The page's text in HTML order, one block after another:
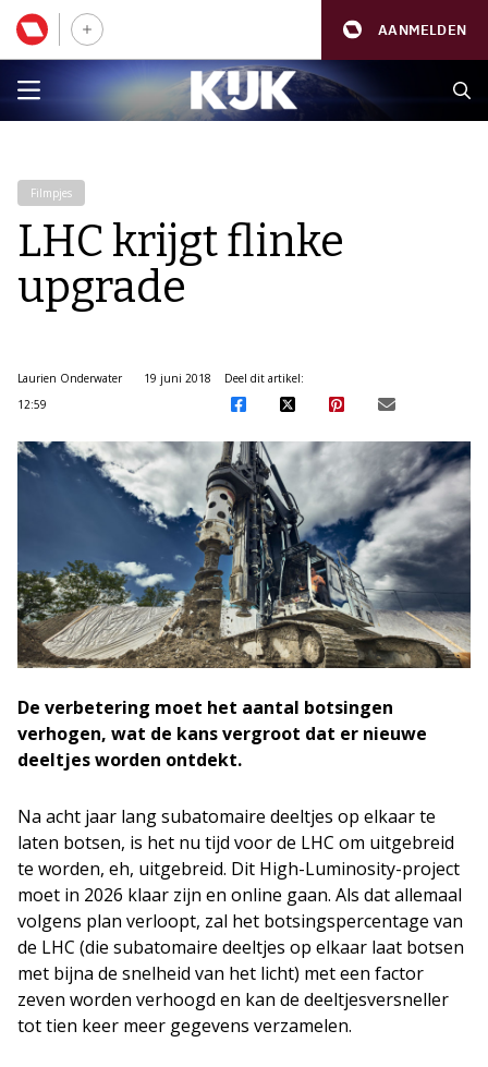
AANMELDEN
Filmpjes
LHC krijgt flinke
upgrade
Laurien Onderwater
19 juni 2018
12:59
Deel dit artikel:
De verbetering moet het aantal botsingen
verhogen, wat de kans vergroot dat er nieuwe
deeltjes worden ontdekt.
Na acht jaar lang subatomaire deeltjes op elkaar te
laten botsen, is het nu tijd voor de LHC om uitgebreid
te worden, eh, uitgebreid. Dit High-Luminosity-project
moet in 2026 klaar zijn en online gaan. Als dat allemaal
volgens plan verloopt, zal het botsingspercentage van
de LHC (die subatomaire deeltjes op elkaar laat botsen
met bijna de snelheid van het licht) met een factor
zeven worden verhoogd en kan de deeltjesversneller
tot tien keer meer gegevens verzamelen.